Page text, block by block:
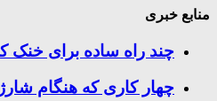
منابع خبری
چند راه‌ ساده برای خنک
چهار کاری که هنگام شارژ